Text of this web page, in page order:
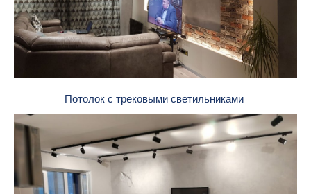
Потолок с трековыми светильниками